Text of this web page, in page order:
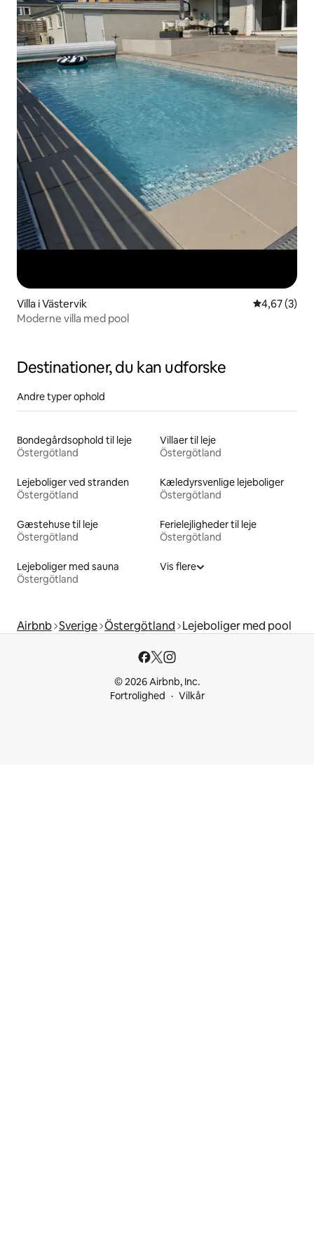
Villa i Västervik 4,67 ud af 5
4,67 (3)
Moderne villa med pool
Destinationer, du kan udforske
Andre typer ophold
Bondegårdsophold til leje
Östergötland
Villaer til leje
Östergötland
Lejeboliger ved stranden
Östergötland
Kæledyrsvenlige lejeboliger
Östergötland
Gæstehuse til leje
Östergötland
Ferielejligheder til leje
Östergötland
Lejeboliger med sauna
Östergötland
Vis flere
Airbnb Sverige Östergötland Lejeboliger med pool
© 2026 Airbnb, Inc.
Fortrolighed
Vilkår